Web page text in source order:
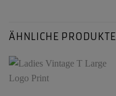
ÄHNLICHE PRODUKTE